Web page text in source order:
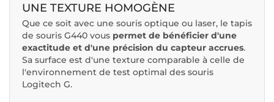
UNE TEXTURE HOMOGÈNE
Que ce soit avec une souris optique ou laser, le tapis
de souris G440 vous permet de bénéficier d'une
exactitude et d'une précision du capteur accrues.
Sa surface est d'une texture comparable à celle de
l'environnement de test optimal des souris
Logitech G.